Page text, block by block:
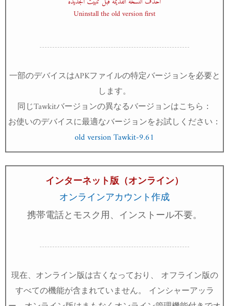
Uninstall the old version first
一部のデバイスはAPKファイルの特定バージョンを必要と
します。
同じTawkitバージョンの異なるバージョンはこちら：
お使いのデバイスに最適なバージョンをお試しください：
old version Tawkit-9.61
インターネット版（オンライン）
オンラインアカウント作成
携帯電話とモスク用、インストール不要。
現在、オンライン版は古くなっており、 オフライン版の
すべての機能が含まれていません。 インシャーアッラ